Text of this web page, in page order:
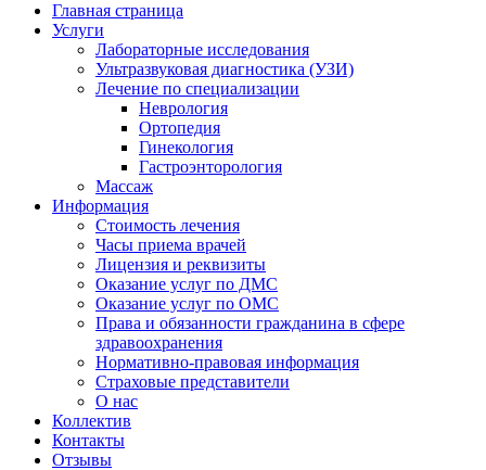
Главная страница
Услуги
Лабораторные исследования
Ультразвуковая диагностика (УЗИ)
Лечение по специализации
Неврология
Ортопедия
Гинекология
Гастроэнторология
Массаж
Информация
Стоимость лечения
Часы приема врачей
Лицензия и реквизиты
Оказание услуг по ДМС
Оказание услуг по ОМС
Права и обязанности гражданина в сфере
здравоохранения
Нормативно-правовая информация
Страховые представители
О нас
Коллектив
Контакты
Отзывы